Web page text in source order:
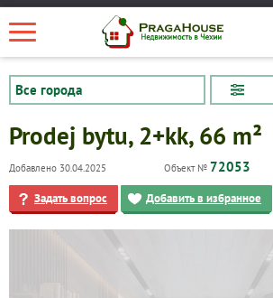
Prodej bytu, 2+kk, 66 m²
Добавлено 30.04.2025 Объект № 72053
Задать вопрос Добавить в избранное